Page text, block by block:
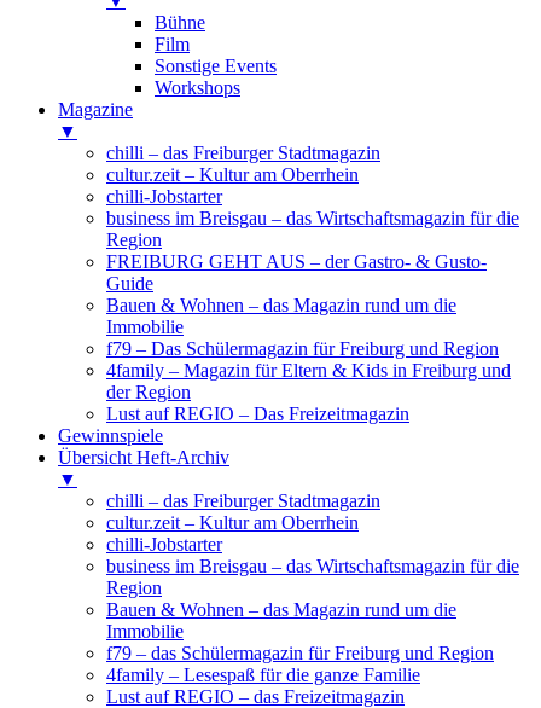
Bühne
Film
Sonstige Events
Workshops
Magazine
▼
chilli – das Freiburger Stadtmagazin
cultur.zeit – Kultur am Oberrhein
chilli-Jobstarter
business im Breisgau – das Wirtschaftsmagazin für die
Region
FREIBURG GEHT AUS – der Gastro- & Gusto-
Guide
Bauen & Wohnen – das Magazin rund um die
Immobilie
f79 – Das Schülermagazin für Freiburg und Region
4family – Magazin für Eltern & Kids in Freiburg und
der Region
Lust auf REGIO – Das Freizeitmagazin
Gewinnspiele
Übersicht Heft-Archiv
▼
chilli – das Freiburger Stadtmagazin
cultur.zeit – Kultur am Oberrhein
chilli-Jobstarter
business im Breisgau – das Wirtschaftsmagazin für die
Region
Bauen & Wohnen – das Magazin rund um die
Immobilie
f79 – das Schülermagazin für Freiburg und Region
4family – Lesespaß für die ganze Familie
Lust auf REGIO – das Freizeitmagazin